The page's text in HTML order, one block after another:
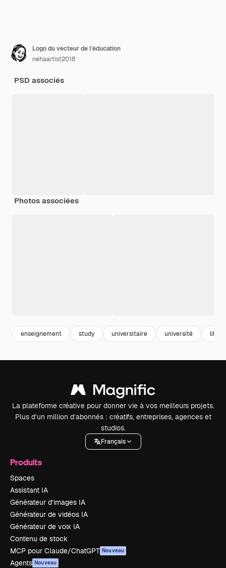
Logo du vecteur de l'éducation
nehaartist2018
PSD associés
Photos associées
enseignement study universitaire université
La plateforme créative pour donner vie à vos meilleurs projets.
Plus d’un million d’abonnés : créatifs, entreprises, agences et
studios.
Français
Produits
Spaces
Assistant IA
Générateur d’images IA
Générateur de vidéos IA
Générateur de voix IA
Contenu de stock
MCP pour Claude/ChatGPT Nouveau
Agents Nouveau